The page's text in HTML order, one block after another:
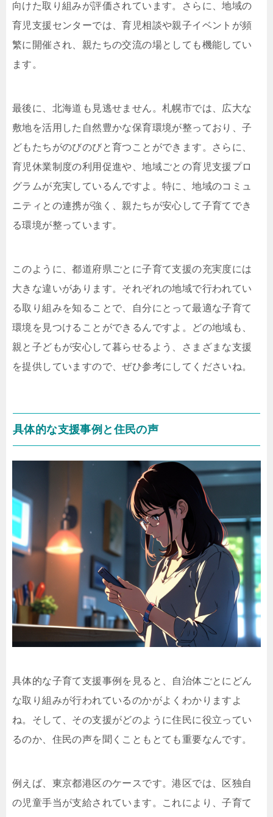
向けた取り組みが評価されています。さらに、地域の
育児支援センターでは、育児相談や親子イベントが頻
繁に開催され、親たちの交流の場としても機能してい
ます。
最後に、北海道も見逃せません。札幌市では、広大な
敷地を活用した自然豊かな保育環境が整っており、子
どもたちがのびのびと育つことができます。さらに、
育児休業制度の利用促進や、地域ごとの育児支援プロ
グラムが充実しているんですよ。特に、地域のコミュ
ニティとの連携が強く、親たちが安心して子育てでき
る環境が整っています。
このように、都道府県ごとに子育て支援の充実度には
大きな違いがあります。それぞれの地域で行われてい
る取り組みを知ることで、自分にとって最適な子育て
環境を見つけることができるんですよ。どの地域も、
親と子どもが安心して暮らせるよう、さまざまな支援
を提供していますので、ぜひ参考にしてくださいね。
具体的な支援事例と住民の声
具体的な子育て支援事例を見ると、自治体ごとにどん
な取り組みが行われているのかがよくわかりますよ
ね。そして、その支援がどのように住民に役立ってい
るのか、住民の声を聞くこともとても重要なんです。
例えば、東京都港区のケースです。港区では、区独自
の児童手当が支給されています。これにより、子育て